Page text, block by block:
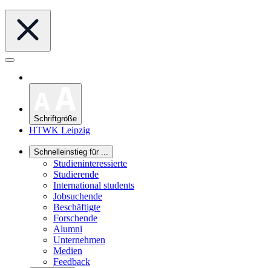
Schriftgröße
HTWK Leipzig
Schnelleinstieg für ...
Studieninteressierte
Studierende
International students
Jobsuchende
Beschäftigte
Forschende
Alumni
Unternehmen
Medien
Feedback